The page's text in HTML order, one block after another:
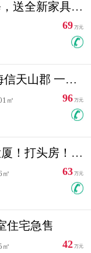
黄山南街，精装修，送全新家具，看房有钥匙，实用面积大
69 万元
开发区级高中学 海信天山郡 一手合同没有税！ 送车位
㎡
96 万元
华电小区！恒达大厦！打头房！精装修！可低首付！随时看房！
㎡
63 万元
住宅急售
㎡
42 万元